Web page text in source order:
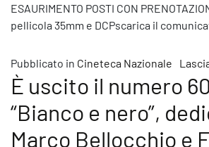
ESAURIMENTO POSTI CON
pellicola 35mm e DCPscarica il
Pubblicato in Cineteca Nazionale
È uscito il numero
“Bianco e nero”,
Marco Bellocchio e